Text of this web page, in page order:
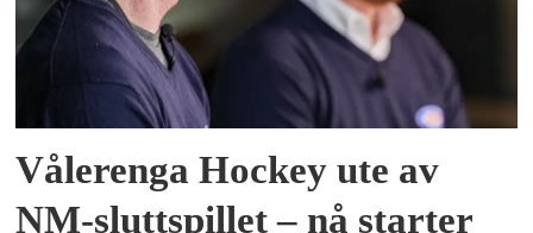
Vålerenga Hockey ute av
NM-sluttspillet – nå starter